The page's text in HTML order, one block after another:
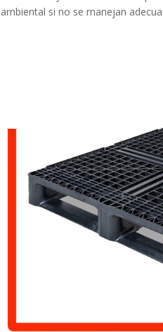
ambiental si no se manejan